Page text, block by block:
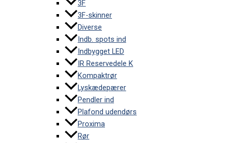
3F
3F-skinner
Diverse
Indb. spots ind
Indbygget LED
IR Reservedele K
Kompaktrør
Lyskædepærer
Pendler ind
Plafond udendørs
Proxima
Rør